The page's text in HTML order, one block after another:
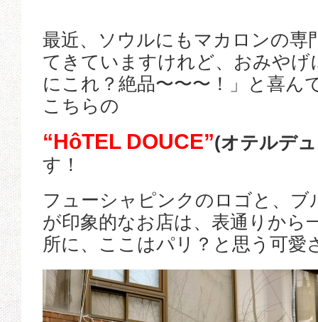
最近、ソウルにもマカロンの専
てきていますけれど、おみやげ
にこれ？絶品〜〜〜！」と喜ん
こちらの
“HôTEL DOUCE”(オテルデ
す！
フューシャピンクのロゴと、ブ
が印象的なお店は、表通りから
所に、ここはパリ？と思う可愛